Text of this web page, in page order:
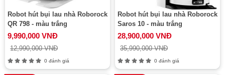
Robot hút bụi lau nhà Roborock
QR 798 - màu trắng
9,990,000 VNĐ
12,990,000 VNĐ
0 đánh giá
Robot hút bụi lau nhà Roborock
Saros 10 - màu trắng
28,900,000 VNĐ
35,990,000 VNĐ
0 đánh giá